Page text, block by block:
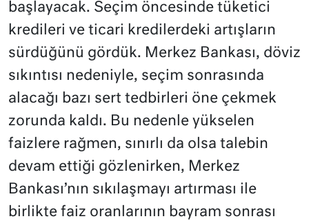
başlayacak. Seçim öncesinde tüketici
kredileri ve ticari kredilerdeki artışların
sürdüğünü gördük. Merkez Bankası, döviz
sıkıntısı nedeniyle, seçim sonrasında
alacağı bazı sert tedbirleri öne çekmek
zorunda kaldı. Bu nedenle yükselen
faizlere rağmen, sınırlı da olsa talebin
devam ettiği gözlenirken, Merkez
Bankası’nın sıkılaşmayı artırması ile
birlikte faiz oranlarının bayram sonrası